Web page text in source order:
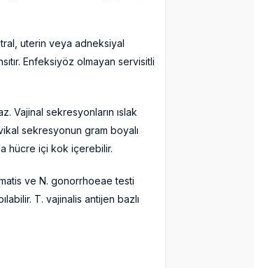
uterin veya adneksiyal
Enfeksiyöz olmayan servisitli
Vajinal sekresyonların ıslak
sekresyonun gram boyalı
hücre içi kok içerebilir.
ve N. gonorrhoeae testi
T. vajinalis antijen bazlı